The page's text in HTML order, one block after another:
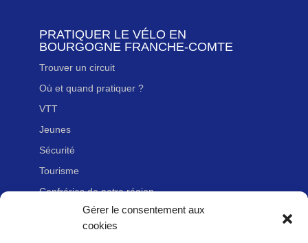
Gérer le consentement aux
cookies
PRATIQUER LE VÉLO EN
BOURGOGNE FRANCHE-COMTE
Trouver un circuit
Où et quand pratiquer ?
VTT
Jeunes
Sécurité
Tourisme
Confréries de notre région